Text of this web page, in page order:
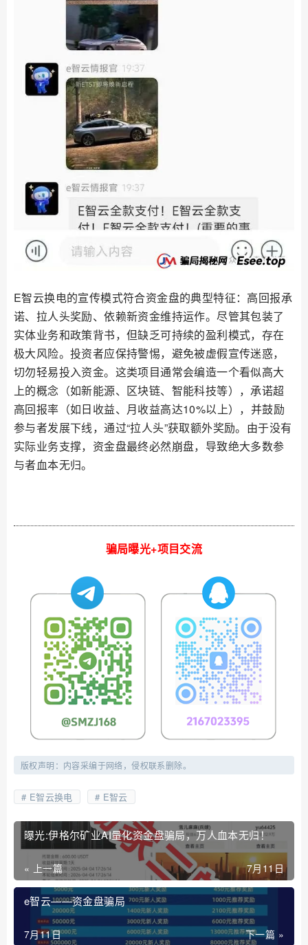
E智云换电的宣传模式符合资金盘的典型特征：高回报承
诺、拉人头奖励、依赖新资金维持运作。尽管其包装了
实体业务和政策背书，但缺乏可持续的盈利模式，存在
极大风险。投资者应保持警惕，避免被虚假宣传迷惑，
切勿轻易投入资金。这类项目通常会编造一个看似高大
上的概念（如新能源、区块链、智能科技等），承诺超
高回报率（如日收益、月收益高达10%以上），并鼓励
参与者发展下线，通过“拉人头”获取额外奖励。由于没有
实际业务支撑，资金盘最终必然崩盘，导致绝大多数参
与者血本无归。
骗局曝光+项目交流
版权声明：内容采编于网络，侵权联系删除。
E智云换电 E智云
曝光:伊格尔矿业AI量化资金盘骗局，万人血本无归！
« 上一篇 7月11日
e智云——资金盘骗局
下一篇 »
7月11日